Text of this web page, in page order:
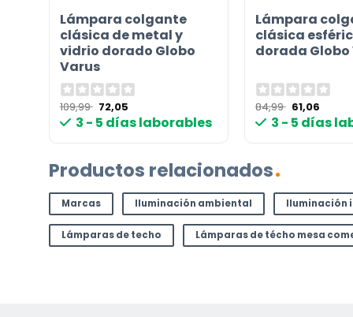
Etiqueta energética
¿TIENES ALGUNA PREGUNTA?
Contáctenos. Puede comunicarse con nosotros por
correo electrónico ainfo@lamparas-en-linea.es.
Lámpara colgante
clásica de metal y
vidrio dorado Globo
Varus
109,99 El
precio
original
72,05
precio
actual
3 - 5 días laborables
Lámpara
clásica
dorada Globo
84,99 El
precio
original
61,06
precio
actual
3 - 5 días
Productos relacionados
Marcas Iluminación ambiental Iluminación
Lámparas de techo Lámparas de técho mesa